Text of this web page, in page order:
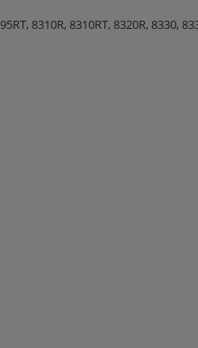
8310R, 8310RT, 8320R, 8330,